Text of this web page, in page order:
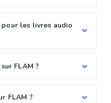
les livres audio
FLAM ?
FLAM ?